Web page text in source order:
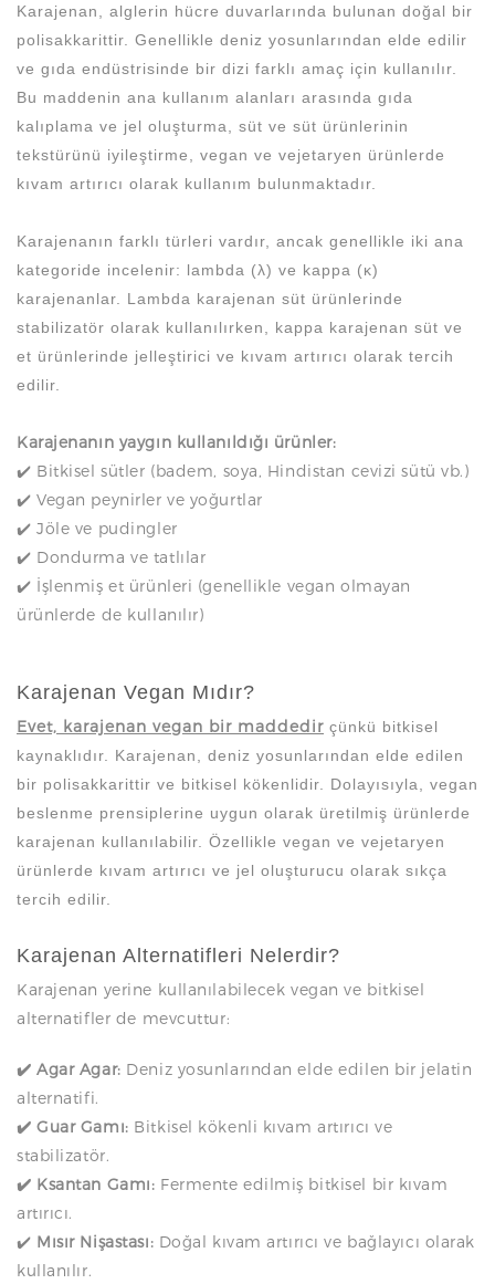
Karajenan, alglerin hücre duvarlarında bulunan doğal bir
polisakkarittir. Genellikle deniz yosunlarından elde edilir
ve gıda endüstrisinde bir dizi farklı amaç için kullanılır.
Bu maddenin ana kullanım alanları arasında gıda
kalıplama ve jel oluşturma, süt ve süt ürünlerinin
tekstürünü iyileştirme, vegan ve vejetaryen ürünlerde
kıvam artırıcı olarak kullanım bulunmaktadır.
Karajenanın farklı türleri vardır, ancak genellikle iki ana
kategoride incelenir: lambda (λ) ve kappa (κ)
karajenanlar. Lambda karajenan süt ürünlerinde
stabilizatör olarak kullanılırken, kappa karajenan süt ve
et ürünlerinde jelleştirici ve kıvam artırıcı olarak tercih
edilir.
Karajenanın yaygın kullanıldığı ürünler:
✔️ Bitkisel sütler (badem, soya, Hindistan cevizi sütü vb.)
✔️ Vegan peynirler ve yoğurtlar
✔️ Jöle ve pudingler
✔️ Dondurma ve tatlılar
✔️ İşlenmiş et ürünleri (genellikle vegan olmayan
ürünlerde de kullanılır)
Karajenan Vegan Mıdır?
Evet, karajenan vegan bir maddedir çünkü bitkisel
kaynaklıdır. Karajenan, deniz yosunlarından elde edilen
bir polisakkarittir ve bitkisel kökenlidir. Dolayısıyla, vegan
beslenme prensiplerine uygun olarak üretilmiş ürünlerde
karajenan kullanılabilir. Özellikle vegan ve vejetaryen
ürünlerde kıvam artırıcı ve jel oluşturucu olarak sıkça
tercih edilir.
Karajenan Alternatifleri Nelerdir?
Karajenan yerine kullanılabilecek vegan ve bitkisel
alternatifler de mevcuttur:
✔️ Agar Agar: Deniz yosunlarından elde edilen bir jelatin
alternatifi.
✔️ Guar Gamı: Bitkisel kökenli kıvam artırıcı ve
stabilizatör.
✔️ Ksantan Gamı: Fermente edilmiş bitkisel bir kıvam
artırıcı.
✔️ Mısır Nişastası: Doğal kıvam artırıcı ve bağlayıcı olarak
kullanılır.